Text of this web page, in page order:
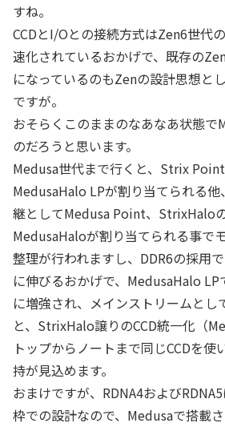
すね。
CCDとI/Oとの接続方式はZen6世代
速化されているおかげで、既存の
になっているのもZenの設計思想と
ですが。
おそらくこのままのなあなあ状態で
のだろうと思います。
Medusa世代まで行くと、Strix
MedusaHalo LPが割り当てられる
継としてMedusa Point、StrixHalo
MedusaHaloが割り当てられる事で
整理が行われますし、DDR6の採用
に伸びるおかげで、MedusaHalo
に増強され、メインストリームとし
と、StrixHalo譲りのCCD統一化（
トップからノートまで同じCCDを使
持が見込めます。
おまけですが、RDNA4および
枠での設計なので、Medusaで搭載